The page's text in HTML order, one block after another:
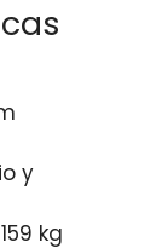
y
kg